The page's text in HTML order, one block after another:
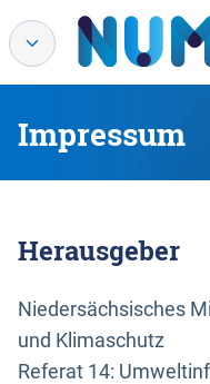
Impressum
Herausgeber
Niedersächsisches
und Klimaschutz
Referat 14: